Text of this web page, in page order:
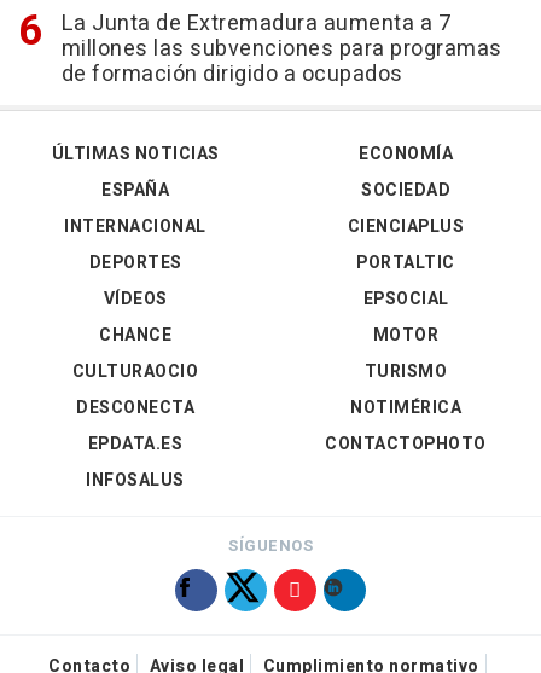
La Junta de Extremadura aumenta a 7
millones las subvenciones para programas
de formación dirigido a ocupados
ÚLTIMAS NOTICIAS
ESPAÑA
INTERNACIONAL
DEPORTES
VÍDEOS
ECONOMÍA
SOCIEDAD
CIENCIAPLUS
PORTALTIC
EPSOCIAL
CHANCE
CULTURAOCIO
DESCONECTA
EPDATA.ES
INFOSALUS
MOTOR
TURISMO
NOTIMÉRICA
CONTACTOPHOTO
SÍGUENOS
Contacto Aviso legal Cumplimiento normativo